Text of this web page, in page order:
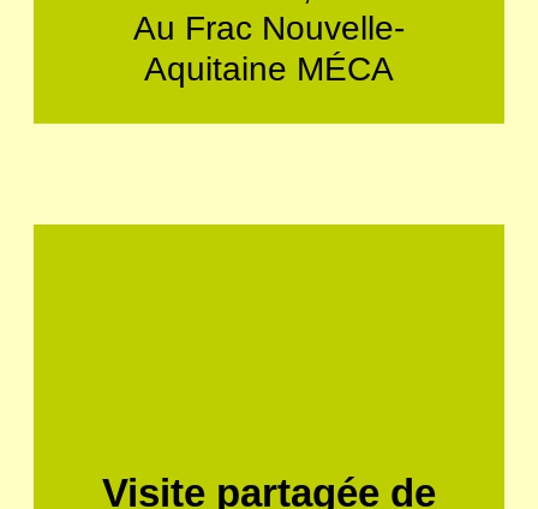
Au Frac Nouvelle-
Aquitaine MÉCA
Visite partagée de